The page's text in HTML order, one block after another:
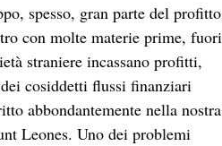
spesso, gran parte del profitto
con molte materie prime, fuori
straniere incassano profitti,
cosiddetti flussi finanziari
abbondantemente nella nostra
Leones. Uno dei problemi